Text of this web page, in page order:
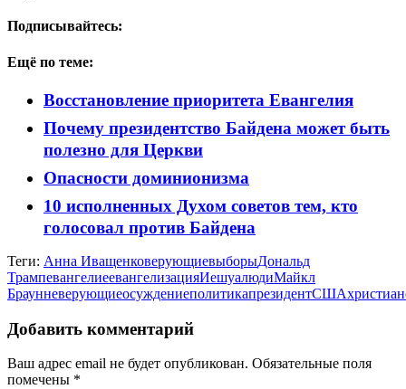
Подписывайтесь:
Ещё по теме:
Восстановление приоритета Евангелия
Почему президентство Байдена может быть
полезно для Церкви
Опасности доминионизма
10 исполненных Духом советов тем, кто
голосовал против Байдена
Теги: Анна ИващенковерующиевыборыДональд
ТрампевангелиеевангелизацияИешуалюдиМайкл
БраунневерующиеосуждениеполитикапрезидентСША
Добавить комментарий
Ваш адрес email не будет опубликован. Обязательные поля
помечены *